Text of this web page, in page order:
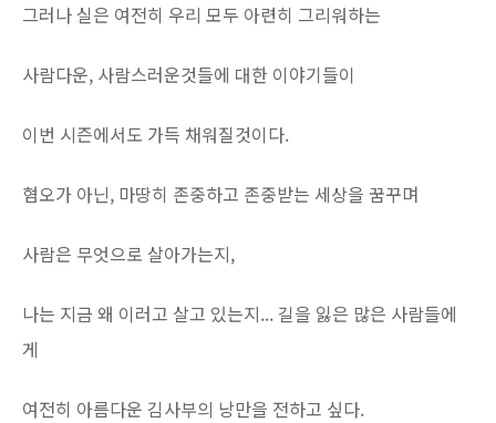
그러나 실은 여전히 우리 모두 아련히 그리워하는
사람다운, 사람스러운것들에 대한 이야기들이
이번 시즌에서도 가득 채워질것이다.
혐오가 아닌, 마땅히 존중하고 존중받는 세상을 꿈꾸며
사람은 무엇으로 살아가는지,
나는 지금 왜 이러고 살고 있는지... 길을 잃은 많은 사람들에
게
여전히 아름다운 김사부의 낭만을 전하고 싶다.